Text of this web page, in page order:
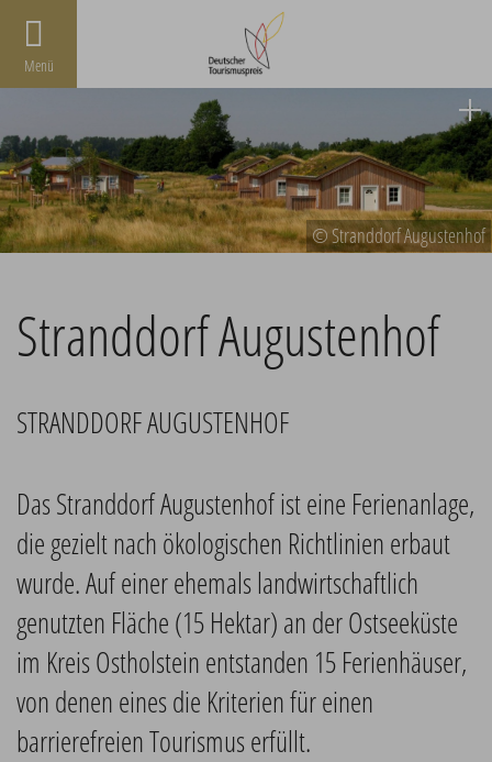
Menü
© Stranddorf Augustenhof
Stranddorf Augustenhof
STRANDDORF AUGUSTENHOF
Das Stranddorf Augustenhof ist eine Ferienanlage,
die gezielt nach ökologischen Richtlinien erbaut
wurde. Auf einer ehemals landwirtschaftlich
genutzten Fläche (15 Hektar) an der Ostseeküste
im Kreis Ostholstein entstanden 15 Ferienhäuser,
von denen eines die Kriterien für einen
barrierefreien Tourismus erfüllt.